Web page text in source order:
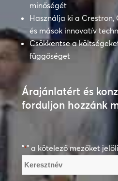
minőségét
Használja ki a Crestron,
és mások innovatív
Csökkentse a
függőséget
Árajánlatért és
forduljon hozzánk
"*" a kötelező mezőket jelöli
Név
*